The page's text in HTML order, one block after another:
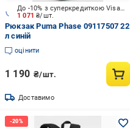
1 071₴/шт.
До -10% з суперкредиткою Visa Вигода
Рюкзак Puma Phase 09117507 22
л синій
оцінити
1 190 ₴/шт.
Доставимо